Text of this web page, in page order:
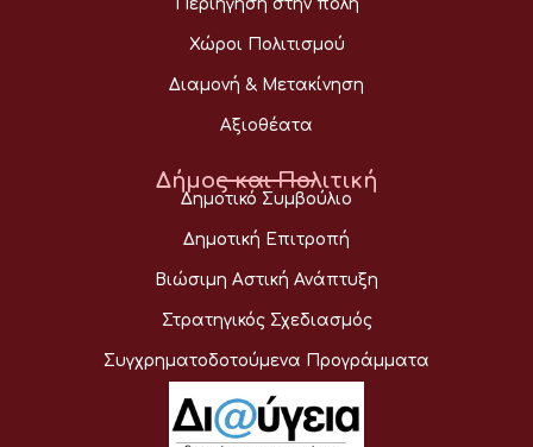
Περιήγηση στην πόλη
Χώροι Πολιτισμού
Διαμονή & Μετακίνηση
Αξιοθέατα
Δήμος και Πολιτική
Δημοτικό Συμβούλιο
Δημοτική Επιτροπή
Βιώσιμη Αστική Ανάπτυξη
Στρατηγικός Σχεδιασμός
Συγχρηματοδοτούμενα Προγράμματα